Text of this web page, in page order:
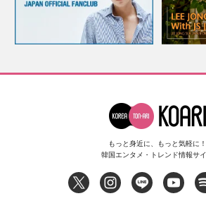
もっと身近に、もっと気軽に！
韓国エンタメ・トレンド情報サ